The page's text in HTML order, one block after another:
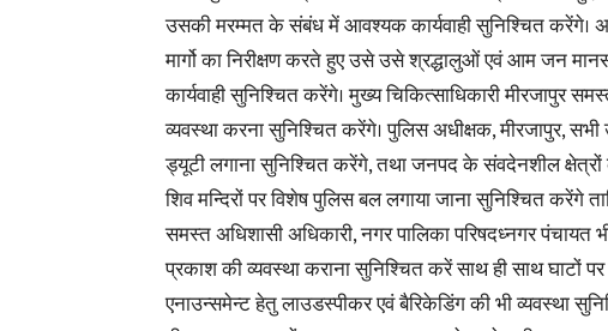
उसकी मरम्मत के संबंध में आवश्यक कार्यवाही सुनिश्चित करेंगे।
मार्गो का निरीक्षण करते हुए उसे उसे श्रद्धालुओं एवं आम जन
कार्यवाही सुनिश्चित करेंगे। मुख्य चिकित्साधिकारी मीरजापुर
व्यवस्था करना सुनिश्चित करेंगे। पुलिस अधीक्षक, मीरजापुर,
ड्यूटी लगाना सुनिश्चित करेंगे, तथा जनपद के संवदेनशील
शिव मन्दिरों पर विशेष पुलिस बल लगाया जाना सुनिश्चित करेंगे
समस्त अधिशासी अधिकारी, नगर पालिका परिषदध्नगर
प्रकाश की व्यवस्था कराना सुनिश्चित करें साथ ही साथ
एनाउन्समेन्ट हेतु लाउडस्पीकर एवं बैरिकेडिंग की भी व्यवस्था